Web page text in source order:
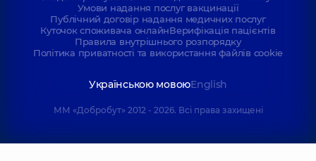
Умови надання послуг вакцинації
Публічний договір надання медичних послуг
Куточок споживача онлайнВерифікація пацієнтів
Правила внутрішнього розпорядку
Політика приватності та використання файлів cookie
Українською мовоюEnglish
ММ «Добробут» 2012 - 2026. Всі права захищені